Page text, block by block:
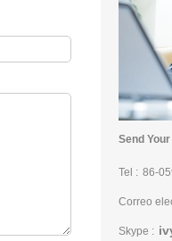
Send
Tel : 86-
Correo
Skype :